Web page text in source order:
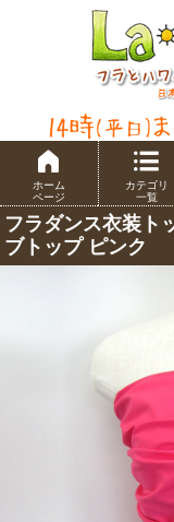
ホーム
ページ
カテゴリ
一覧
フラダンス衣装ト
ブトップ ピンク